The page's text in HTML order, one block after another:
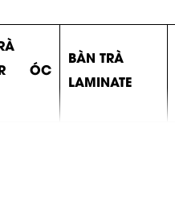
ÓC
BÀN TRÀ
LAMINATE